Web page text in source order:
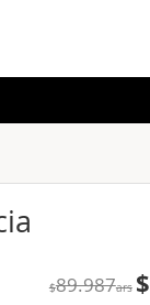
$89.987ars $